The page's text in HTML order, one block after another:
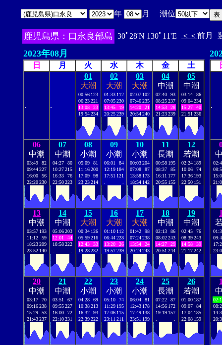
年 月 潮位
鹿児島県：口永良部島 30ﾟ28'N 130ﾟ11'E ＜＜ 前月
2023年08月
日 月 火 水 木 金 土
. .
01
大潮
00:56 123
06:23221
13:08
23
19:54234
02
大潮
01:33 112
07:05230
13:45
19
20:25239
03
大潮
02:07 102
07:46235
14:20
21
20:54240
04
中潮
02:40
93
08:25237
14:53
28
21:23239
05
中潮
03:14
86
09:04234
15:27
40
21:51 236
06
中潮
03:49
82
09:44227
16:00
56
22:20230
07
中潮
04:27
80
10:27215
16:33
76
22:50223
08
小潮
05:09
81
11:16200
17:09
98
23:23214
09
小潮
06:01
84
12:19 184
17:51 121
10
小潮
00:03204
07:08
87
13:58 173
18:54 142
11
長潮
00:58 195
08:37
85
16:11 177
20:55 155
12
若潮
02:24 189
10:06
74
17:36 193
22:50 151
13
中潮
03:57 193
11:12
59
18:23209
23:52 140
14
中潮
05:06203
12:01
44
18:58222
15
大潮
00:34 126
05:59216
12:43
33
19:28232
16
大潮
01:10 112
06:44228
13:20
26
19:57239
17
大潮
01:42
98
07:24238
13:54
24
20:24243
18
中潮
02:13
86
08:02243
14:27
29
20:51 244
19
中潮
02:45
76
08:39243
14:58
39
21:17242
20
中潮
03:17
70
09:16238
15:29
53
21:43237
21
中潮
03:51
67
09:55227
16:00
72
22:10231
22
小潮
04:28
69
10:38213
16:32
93
22:39222
23
小潮
05:10
74
11:29 195
17:06 115
23:11 211
24
小潮
06:04
81
12:43 178
17:49 138
23:51 199
25
長潮
07:22
87
14:56 172
19:19 157
26
若潮
01:00 187
09:07
84
17:04 185
22:08 159
.